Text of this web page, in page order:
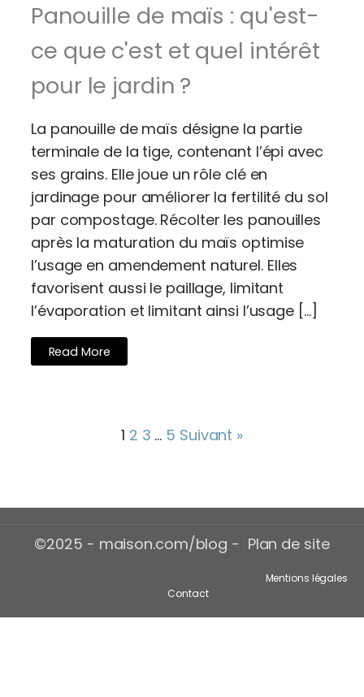
Panouille de maïs : qu'est-
ce que c'est et quel intérêt
pour le jardin ?
La panouille de maïs désigne la partie
terminale de la tige, contenant l’épi avec
ses grains. Elle joue un rôle clé en
jardinage pour améliorer la fertilité du sol
par compostage. Récolter les panouilles
après la maturation du maïs optimise
l’usage en amendement naturel. Elles
favorisent aussi le paillage, limitant
l’évaporation et limitant ainsi l’usage […]
Read More
1 2 3 … 5 Suivant »
©2025 - maison.com/blog - Plan de site
Mentions légales
Contact